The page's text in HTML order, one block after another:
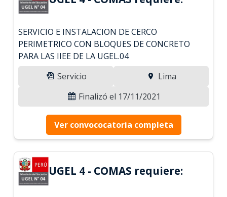
SERVICIO E INSTALACION DE CERCO
PERIMETRICO CON BLOQUES DE CONCRETO
PARA LAS IIEE DE LA UGEL.04
Servicio
Lima
Finalizó el 17/11/2021
Ver convococatoria completa
UGEL 4 - COMAS requiere: